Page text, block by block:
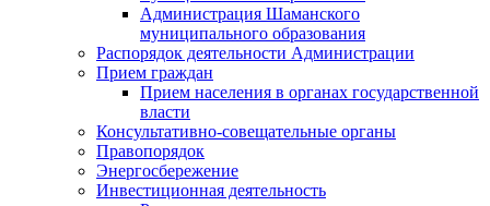
Администрация Шаманского
муниципального образования
Распорядок деятельности Администрации
Прием граждан
Прием населения в органах государственной
власти
Консультативно-совещательные органы
Правопорядок
Энергосбережение
Инвестиционная деятельность